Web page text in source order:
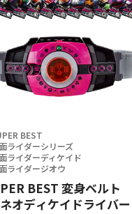
BEST
ライダーシリーズ
ライダーディケイド
ライダージオウ
BEST 変身ベルト
オディケイドライバー